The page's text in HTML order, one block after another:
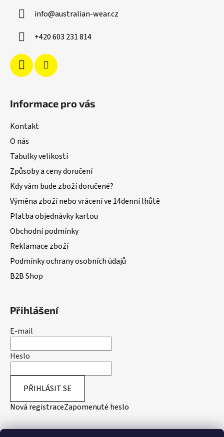
info@australian-wear.cz
+420 603 231 814
Informace pro vás
Kontakt
O nás
Tabulky velikostí
Způsoby a ceny doručení
Kdy vám bude zboží doručené?
Výměna zboží nebo vrácení ve 14denní lhůtě
Platba objednávky kartou
Obchodní podmínky
Reklamace zboží
Podmínky ochrany osobních údajů
B2B Shop
Přihlášení
E-mail
Heslo
PŘIHLÁSIT SE
Nová registraceZapomenuté heslo